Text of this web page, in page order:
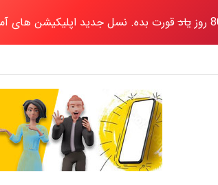
یادقورت بده. نسل جدید اپلیکیشن های